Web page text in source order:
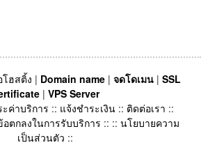
โฮสติ้ง | Domain name | จดโดเมน | SSL
| VPS Server
ค่าบริการ :: แจ้งชำระเงิน :: ติดต่อเรา ::
อตกลงในการรับบริการ :: :: นโยบายความ
เป็นส่วนตัว ::